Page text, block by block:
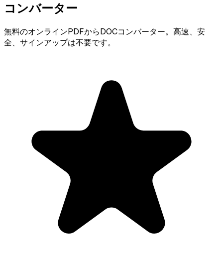
コンバーター
無料のオンラインPDFからDOCコンバーター。高速、安
全、サインアップは不要です。